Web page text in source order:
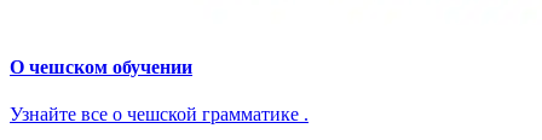
О чешском обучении
Узнайте все о чешской грамматике .